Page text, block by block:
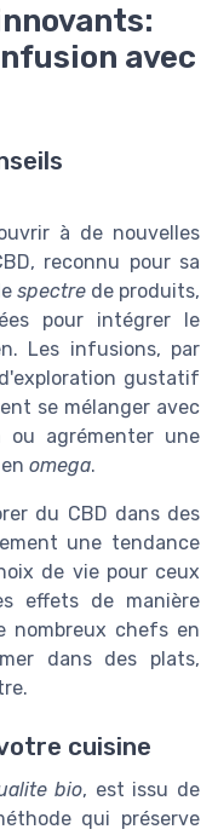
avec
à de nouvelles
reconnu pour sa
spectrede produits,
pour intégrer le
Les infusions, par
gustatif
se mélanger avec
ou agrémenter une
omega.
du CBD dans des
une tendance
de vie pour ceux
effets de manière
nombreux chefs en
dans des plats,
cuisine
bio, est issu de
qui préserve